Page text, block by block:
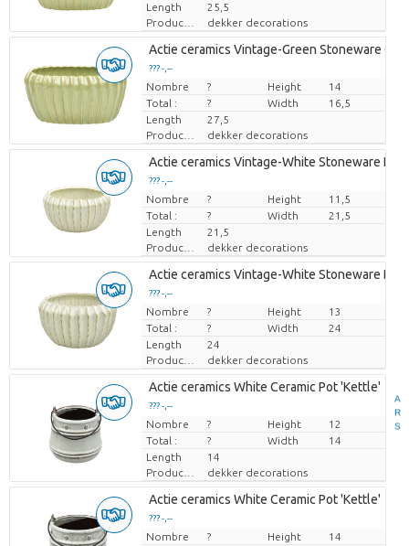
A
R
S
Length
25,5
Producteur
dekker decorations
Actie ceramics Vintage-Green Stoneware
??? -,--
Prix par pièce
Nombre ? Height
14
Total :
? Width
16,5
Length
27,5
Producteur
dekker decorations
Actie ceramics Vintage-White Stoneware
??? -,--
Prix par pièce
Nombre ? Height
11,5
Total :
? Width
21,5
Length
21,5
Producteur
dekker decorations
Actie ceramics Vintage-White Stoneware
??? -,--
Prix par pièce
Nombre ? Height
13
Total :
? Width
24
Length
24
Producteur
dekker decorations
Actie ceramics White Ceramic Pot 'Kettle'
??? -,--
Prix par pièce
Nombre ? Height
12
Total :
? Width
14
Length
14
Producteur
dekker decorations
Actie ceramics White Ceramic Pot 'Kettle'
??? -,--
Prix par pièce
Nombre ? Height
14